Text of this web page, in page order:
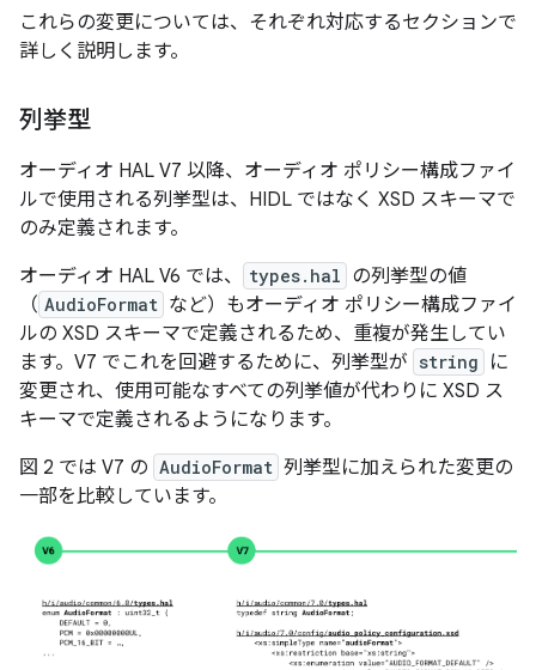
これらの変更については、それぞれ対応するセクションで
詳しく説明します。
列挙型
オーディオ HAL V7 以降、オーディオ ポリシー構成ファイ
ルで使用される列挙型は、HIDL ではなく XSD スキーマで
のみ定義されます。
オーディオ HAL V6 では、
types.hal の列挙型の値
（ AudioFormat など）もオーディオ ポリシー構成ファイ
ルの XSD スキーマで定義されるため、重複が発生してい
ます。V7 でこれを回避するために、列挙型が string
に
変更され、使用可能なすべての列挙値が代わりに XSD ス
キーマで定義されるようになります。
図 2 では V7 の AudioFormat 列挙型に加えられた変更の
一部を比較しています。